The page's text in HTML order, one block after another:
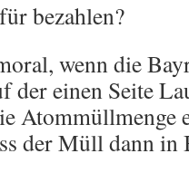
bezahlen?
wenn die
der einen Seite
Atommüllmenge
der Müll dann in